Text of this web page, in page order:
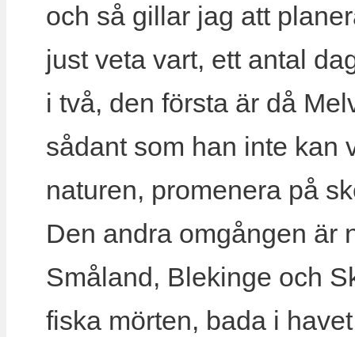
och så gillar jag att
just veta vart, ett antal
i två, den första är då
sådant som han inte kan
naturen, promenera på
Den andra omgången är
Småland, Blekinge och
fiska mörten, bada i